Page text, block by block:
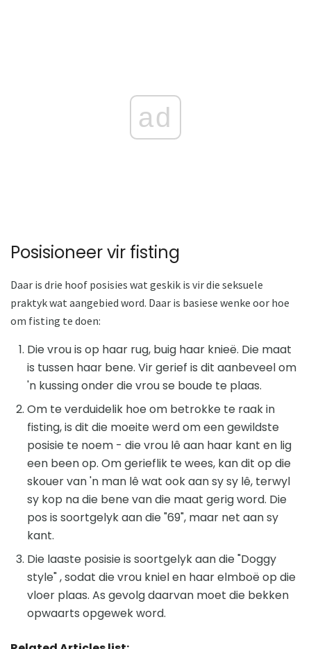
ad
Posisioneer vir fisting
Daar is drie hoof posisies wat geskik is vir die seksuele
praktyk wat aangebied word. Daar is basiese wenke oor hoe
om fisting te doen:
Die vrou is op haar rug, buig haar knieë. Die maat
is tussen haar bene. Vir gerief is dit aanbeveel om
'n kussing onder die vrou se boude te plaas.
Om te verduidelik hoe om betrokke te raak in
fisting, is dit die moeite werd om een ​​gewildste
posisie te noem - die vrou lê aan haar kant en lig
een been op. Om gerieflik te wees, kan dit op die
skouer van 'n man lê wat ook aan sy sy lê, terwyl
sy kop na die bene van die maat gerig word. Die
pos is soortgelyk aan die "69", maar net aan sy
kant.
Die laaste posisie is soortgelyk aan die "Doggy
style" , sodat die vrou kniel en haar elmboë op die
vloer plaas. As gevolg daarvan moet die bekken
opwaarts opgewek word.